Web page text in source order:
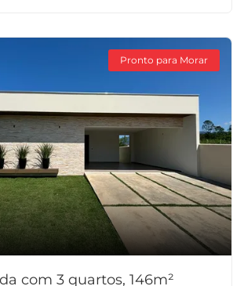
Pronto para Morar
com 3 quartos, 146m²